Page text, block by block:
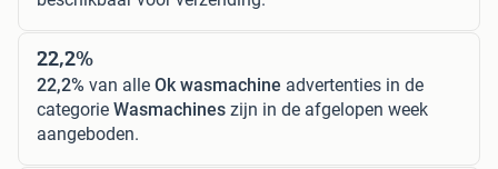
22,2%
22,2% van alle Ok wasmachine advertenties in de
categorie Wasmachines zijn in de afgelopen week
aangeboden.